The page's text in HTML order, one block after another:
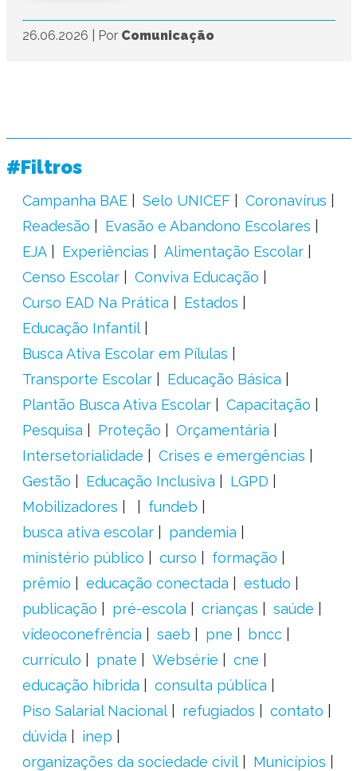
26.06.2026 Por Comunicação
#Filtros
Campanha BAE Selo UNICEF
Coronavírus
Readesão
Evasão e Abandono Escolares
EJA
Experiências
Alimentação Escolar
Censo Escolar
Conviva Educação
Curso EAD Na Prática
Estados
Educação Infantil
Busca Ativa Escolar em Pílulas
Transporte Escolar
Educação Básica
Plantão Busca Ativa Escolar
Capacitação
Pesquisa
Proteção
Orçamentária
Intersetorialidade
Crises e emergências
Gestão
Educação Inclusiva
LGPD
Mobilizadores
fundeb
busca ativa escolar
pandemia
ministério público
curso
formação
prêmio
educação conectada
estudo
publicação
pré-escola crianças
saúde
videoconefrência
saeb pne
bncc
currículo
pnate Websérie
cne
educação híbrida
consulta pública
Piso Salarial Nacional
refugiados
contato
dúvida
inep
organizações da sociedade civil
Municípios